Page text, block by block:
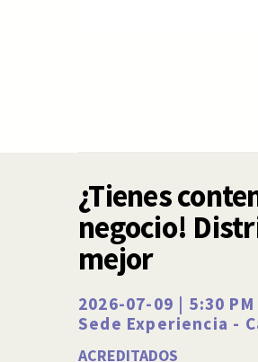
¿Tienes
negocio!
mejor
2026-07-09 | 5:30 PM
Sede Experiencia -
ACREDITADOS